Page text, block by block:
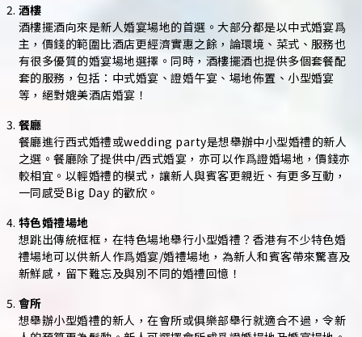
酒樓
酒樓擺酒向來是新人婚宴場地的首選。大部分都是以中式婚宴爲
主，價錢的範圍比酒店更經濟實惠之餘，論環境、菜式、服務也
有很多優質的婚宴場地選擇。同時，酒樓擺酒也提供多個套餐配
套的服務，包括：中式婚宴、證婚午宴、場地佈置、小型婚宴
等，絕對媲美酒店婚宴！
餐廳
餐廳進行西式婚禮或wedding party是想舉辦中小型婚禮的新人
之選。餐廳除了提供中/西式婚宴，亦可以作爲證婚場地，價錢亦
較相宜。以輕婚禮的模式，讓新人與賓客更親近、有更多互動，
一同感受Big Day 的歡欣。
特色婚禮場地
想跳出傳統框框，在特色場地舉行小型婚禮？香港有不少特色婚
禮場地可以供新人作爲婚宴/婚禮場地，為新人和賓客帶來驚喜及
新鮮感，留下難忘及與別不同的婚禮回憶！
會所
想舉辦小型婚禮的新人，在會所或俱樂部舉行就適合不過，令新